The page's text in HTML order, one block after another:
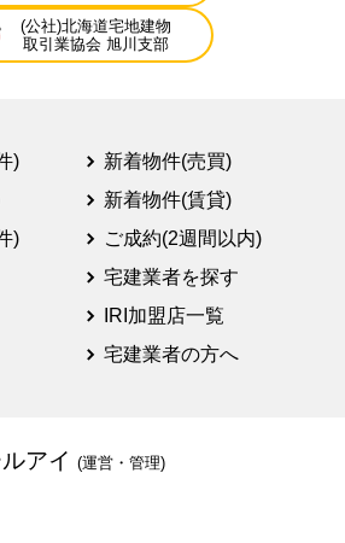
(公社)北海道宅地建物
取引業協会 旭川支部
)
)
新着物件(売買)
新着物件(賃貸)
ご成約(2週間以内)
宅建業者を探す
IRI加盟店一覧
宅建業者の方へ
アイ (運営・管理)